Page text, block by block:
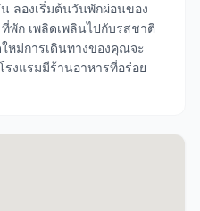
ลองเริ่มต้นวันพักผ่อนของ
ก เพลิดเพลินไปกับรสชาติ
ม่การเดินทางของคุณจะ
รงแรมมีร้านอาหารที่อร่อย